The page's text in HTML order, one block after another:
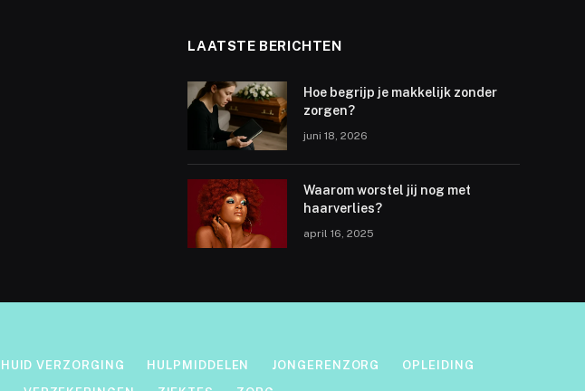
LAATSTE BERICHTEN
Hoe begrijp je makkelijk zonder
zorgen?
juni 18, 2026
Waarom worstel jij nog met
haarverlies?
april 16, 2025
HUID VERZORGING HULPMIDDELEN JONGERENZORG
OPLEIDING